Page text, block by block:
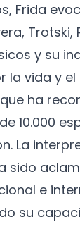
Frida
Trotski,
y su
la vida y el
ha
10.000
La
sido
e
su